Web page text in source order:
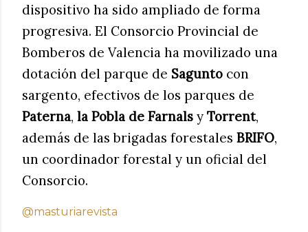
dispositivo ha sido ampliado de forma
progresiva. El Consorcio Provincial de
Bomberos de Valencia ha movilizado una
dotación del parque de Sagunto con
sargento, efectivos de los parques de
Paterna, la Pobla de Farnals y Torrent,
además de las brigadas forestales BRIFO,
un coordinador forestal y un oficial del
Consorcio.
@masturiarevista